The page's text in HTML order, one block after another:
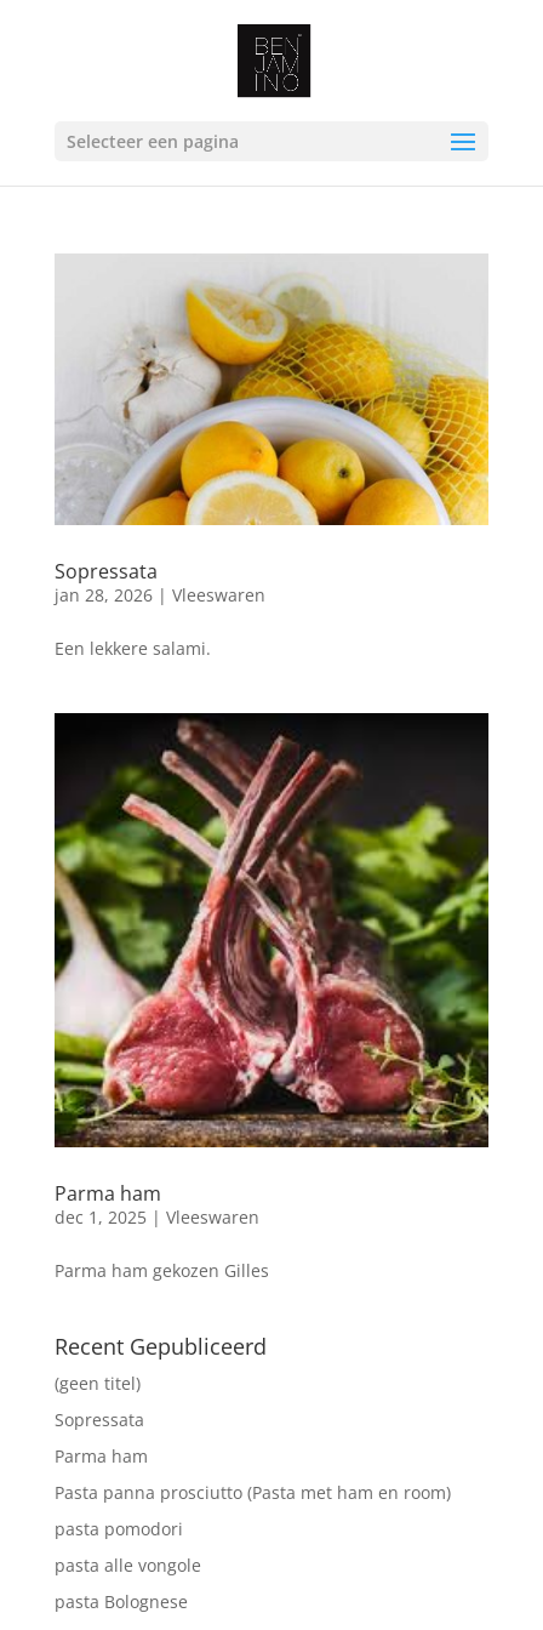
Selecteer een pagina
Sopressata
jan 28, 2026| Vleeswaren
Een lekkere salami.
Parma ham
dec 1, 2025| Vleeswaren
Parma ham gekozen Gilles
Recent Gepubliceerd
(geen titel)
Sopressata
Parma ham
Pasta panna prosciutto (Pasta met ham en room)
pasta pomodori
pasta alle vongole
pasta Bolognese